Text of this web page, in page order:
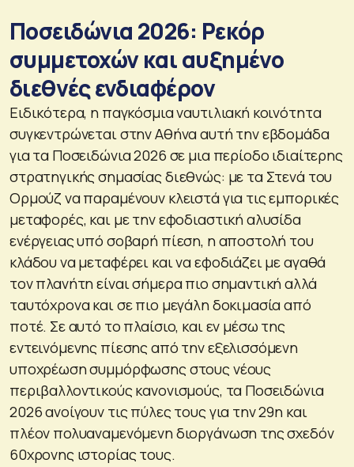
Ποσειδώνια 2026: Ρεκόρ
συμμετοχών και αυξημένο
διεθνές ενδιαφέρον
Ειδικότερα, η παγκόσμια ναυτιλιακή κοινότητα
συγκεντρώνεται στην Αθήνα αυτή την εβδομάδα
για τα Ποσειδώνια 2026 σε μια περίοδο ιδιαίτερης
στρατηγικής σημασίας διεθνώς: με τα Στενά του
Ορμούζ να παραμένουν κλειστά για τις εμπορικές
μεταφορές, και με την εφοδιαστική αλυσίδα
ενέργειας υπό σοβαρή πίεση, η αποστολή του
κλάδου να μεταφέρει και να εφοδιάζει με αγαθά
τον πλανήτη είναι σήμερα πιο σημαντική αλλά
ταυτόχρονα και σε πιο μεγάλη δοκιμασία από
ποτέ. Σε αυτό το πλαίσιο, και εν μέσω της
εντεινόμενης πίεσης από την εξελισσόμενη
υποχρέωση συμμόρφωσης στους νέους
περιβαλλοντικούς κανονισμούς, τα Ποσειδώνια
2026 ανοίγουν τις πύλες τους για την 29η και
πλέον πολυαναμενόμενη διοργάνωση της σχεδόν
60χρονης ιστορίας τους.